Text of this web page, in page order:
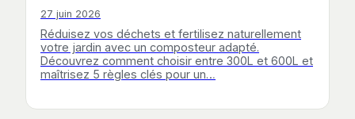
27 juin 2026
Réduisez vos déchets et fertilisez naturellement
votre jardin avec un composteur adapté.
Découvrez comment choisir entre 300L et 600L et
maîtrisez 5 règles clés pour un…